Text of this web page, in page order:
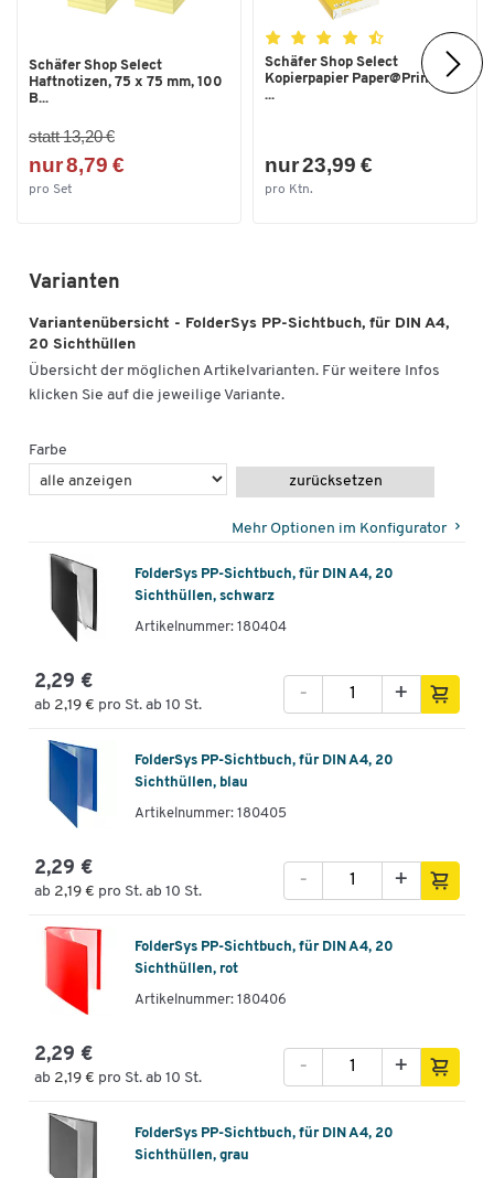
Schäfer Shop Select
Haftnotizen, 75 x 75 mm, 100
B...
statt 13,20 €
nur 8,79 €
pro Set
Schäfer Shop Select
Kopierpapier Paper@Print, DIN
...
nur 23,99 €
pro Ktn.
Varianten
Variantenübersicht - FolderSys PP-Sichtbuch, für DIN A4,
20 Sichthüllen
Übersicht der möglichen Artikelvarianten. Für weitere Infos
klicken Sie auf die jeweilige Variante.
Farbe
zurücksetzen
Mehr Optionen im Konfigurator
FolderSys PP-Sichtbuch, für DIN A4, 20
Sichthüllen, schwarz
Artikelnummer: 180404
2,29 €
ab 2,19 € pro St. ab 10 St.
+
-
FolderSys PP-Sichtbuch, für DIN A4, 20
Sichthüllen, blau
Artikelnummer: 180405
2,29 €
ab 2,19 € pro St. ab 10 St.
+
-
FolderSys PP-Sichtbuch, für DIN A4, 20
Sichthüllen, rot
Artikelnummer: 180406
2,29 €
ab 2,19 € pro St. ab 10 St.
+
-
FolderSys PP-Sichtbuch, für DIN A4, 20
Sichthüllen, grau